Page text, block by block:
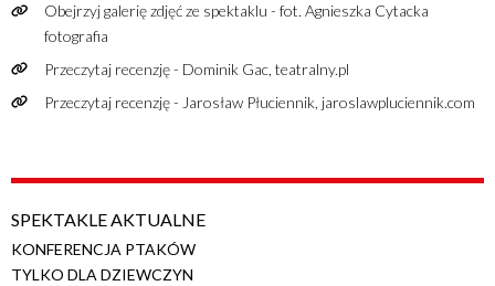
Obejrzyj galerię zdjęć ze spektaklu - fot. Agnieszka Cytacka
fotografia
Przeczytaj recenzję - Dominik Gac, teatralny.pl
Przeczytaj recenzję - Jarosław Płuciennik, jaroslawpluciennik.com
SPEKTAKLE AKTUALNE
KONFERENCJA PTAKÓW
TYLKO DLA DZIEWCZYN